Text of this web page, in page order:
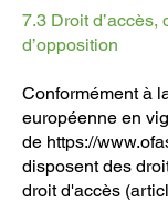
7.3 Droit d’accès,
d’opposition
Conformément à
européenne en
de https://
disposent des
droit d'accès